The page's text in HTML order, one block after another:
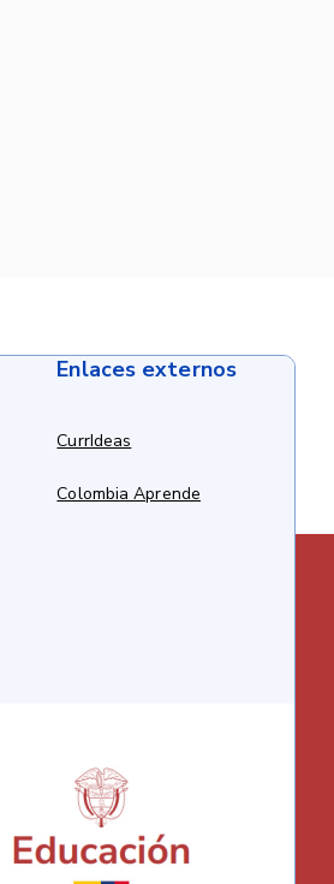
Enlaces externos
CurrIdeas
Colombia Aprende